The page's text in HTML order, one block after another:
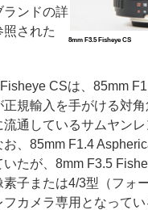
8mm F3.5 Fisheye CS
ランドの詳
された
CSは、85mm
正規輸入を手がける対
通しているサムヤン
、85mm F1.4
たが、8mm F3.5
子または4/3型（フォ
カメラ専用となってい